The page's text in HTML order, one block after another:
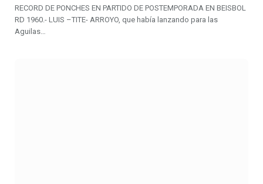
RECORD DE PONCHES EN PARTIDO DE POSTEMPORADA EN BEISBOL
RD 1960.- LUIS –TITE- ARROYO, que había lanzando para las
Aguilas…